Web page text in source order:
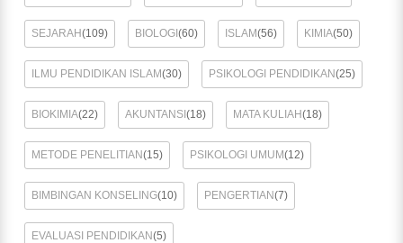
SEJARAH(109) BIOLOGI(60) ISLAM(56) KIMIA(50)
ILMU PENDIDIKAN ISLAM(30) PSIKOLOGI PENDIDIKAN(25)
BIOKIMIA(22) AKUNTANSI(18) MATA KULIAH(18)
METODE PENELITIAN(15) PSIKOLOGI UMUM(12)
BIMBINGAN KONSELING(10) PENGERTIAN(7)
EVALUASI PENDIDIKAN(5)